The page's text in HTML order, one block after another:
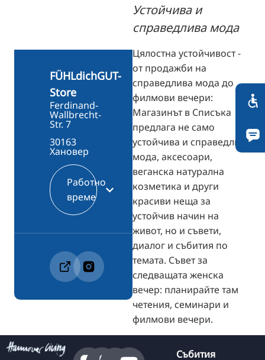
Устойчива и
справедлива мода
Цялостна устойчивост -
от продажби на
справедлива мода до
филмови вечери:
Магазинът в Списъка
предлага не само
устойчива и справедлива
мода, аксесоари,
веганска натурална
козметика и други
красиви неща за
устойчив начин на
живот, но и съвети,
диалог и събития по
темата. Съвет за
следващата женска
вечер: планирайте там
четения, семинари и
филмови вечери.
FÜHLdichGUT-
Store
Ferdinand-
Wallbrecht-
Str. 7
30163
Хановер
Работно
време
Събития